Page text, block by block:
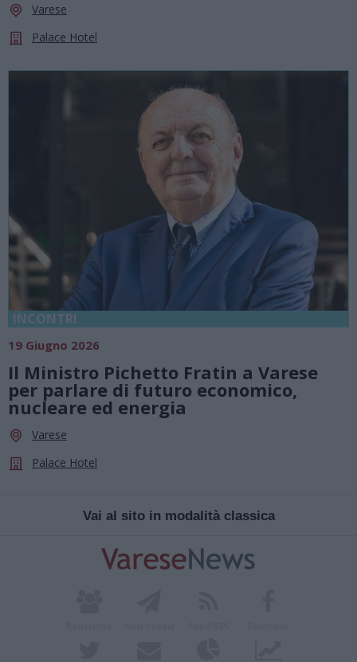
Varese
Palace Hotel
INCONTRI
19 Giugno 2026
Il Ministro Pichetto Fratin a Varese
per parlare di futuro economico,
nucleare ed energia
Varese
Palace Hotel
Vai al sito in modalità classica